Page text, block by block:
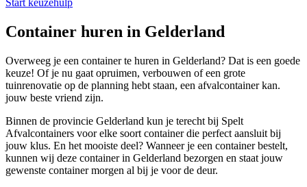
Start keuzehulp
Container huren in Gelderland
Overweeg je een container te huren in Gelderland? Dat is een goede
keuze! Of je nu gaat opruimen, verbouwen of een grote
tuinrenovatie op de planning hebt staan, een afvalcontainer kan.
jouw beste vriend zijn.
Binnen de provincie Gelderland kun je terecht bij Spelt
Afvalcontainers voor elke soort container die perfect aansluit bij
jouw klus. En het mooiste deel? Wanneer je een container bestelt,
kunnen wij deze container in Gelderland bezorgen en staat jouw
gewenste container morgen al bij je voor de deur.